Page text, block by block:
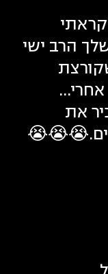
הרב ישי
אחרי...
את